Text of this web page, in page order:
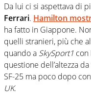
Da lui ci si aspettava di
Ferrari. Hamilton
ha fatto in Giappone.
quelli stranieri, più che
quando a SkySport1 con
questione dell’altezza
SF-25 ma poco dopo
UK.